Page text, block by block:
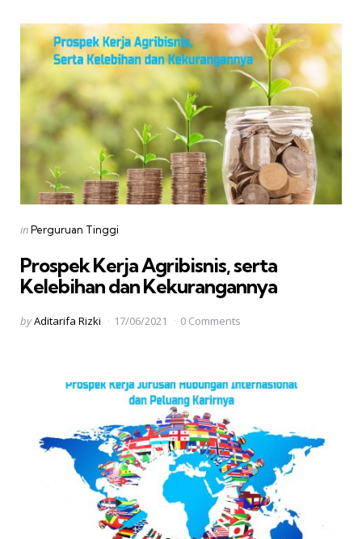
Categories
Posted
inPerguruan Tinggi
Prospek Kerja Agribisnis, serta
Kelebihan dan Kekurangannya
Posted
byAditarifa Rizki 17/06/2021 0 Comments